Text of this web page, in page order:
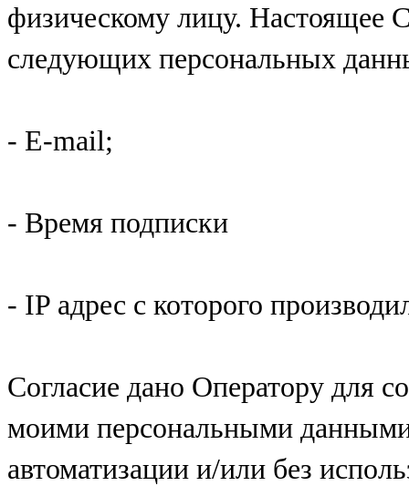
физическому лицу. Настоящее
следующих персональных
- E-mail;
- Время подписки
- IP адрес с которого
Согласие дано Оператору для
моими персональными данными
автоматизации и/или без